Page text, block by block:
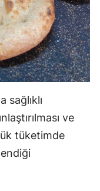
sağlıklı
ve
tüketimde